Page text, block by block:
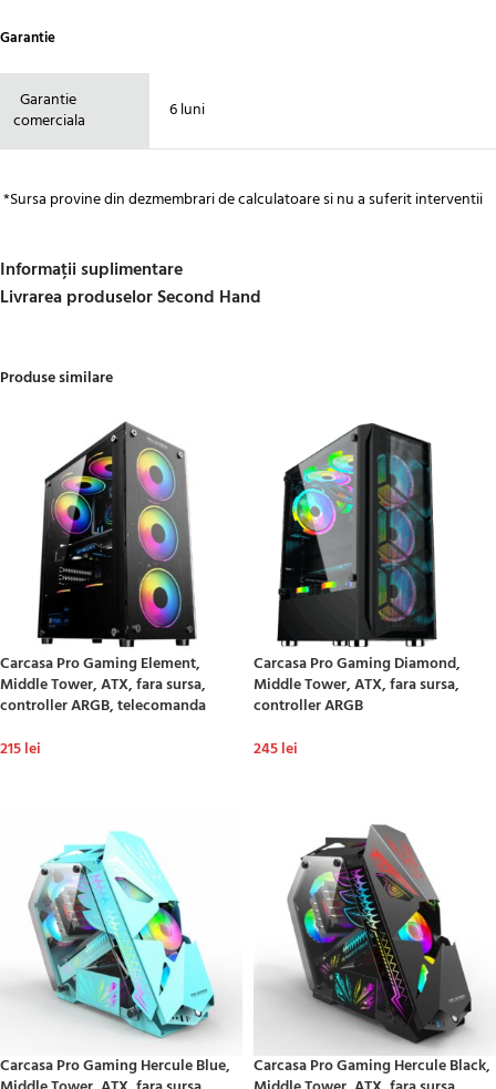
Garantie
Garantie
comerciala
6 luni
*Sursa provine din dezmembrari de calculatoare si nu a suferit interventii
Informații suplimentare
Livrarea produselor Second Hand
Produse similare
Carcasa Pro Gaming Element,
Middle Tower, ATX, fara sursa,
controller ARGB, telecomanda
215lei
Carcasa Pro Gaming Diamond,
Middle Tower, ATX, fara sursa,
controller ARGB
245lei
Carcasa Pro Gaming Hercule Blue,
Carcasa Pro Gaming Hercule Black,